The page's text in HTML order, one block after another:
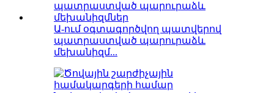
Ա-ում օգտագործվող պատվերով
պատրաստված պարուրաձև
մեխանիզմ...